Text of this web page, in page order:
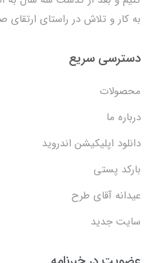
به کار و تلاش در راستای
دسترسی سریع
محصولات
درباره ما
دانلود اپلیکیشن اندروید
بارکد پستی
عیدانه آقای طرح
سایت جدید